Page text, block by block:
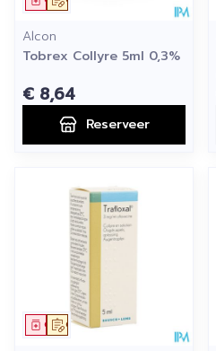
Alcon
Tobrex Collyre 5ml 0,3%
€ 8,64
Reserveer
Op voorschrift
Geneesmiddel